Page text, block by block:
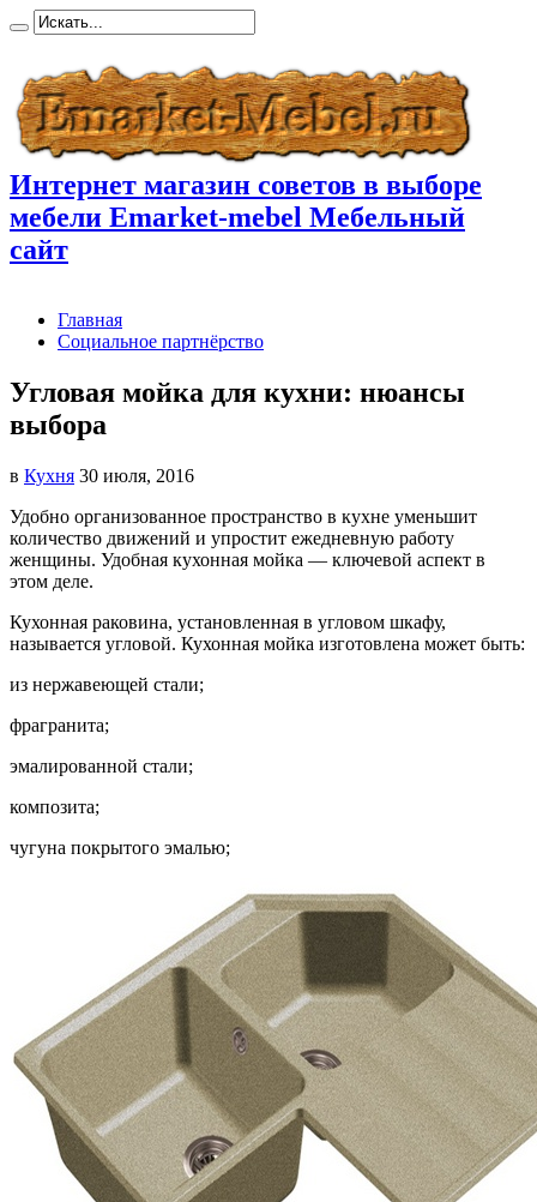
Интернет магазин советов в выборе
мебели Emarket-mebel Мебельный
сайт
Главная
Социальное партнёрство
Угловая мойка для кухни: нюансы
выбора
в Кухня 30 июля, 2016
Удобно организованное пространство в кухне уменьшит
количество движений и упростит ежедневную работу
женщины. Удобная кухонная мойка — ключевой аспект в
этом деле.
Кухонная раковина, установленная в угловом шкафу,
называется угловой. Кухонная мойка изготовлена может быть:
из нержавеющей стали;
фрагранита;
эмалированной стали;
композита;
чугуна покрытого эмалью;